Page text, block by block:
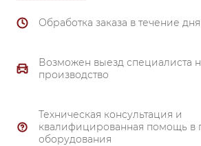
Обработка заказа в течение дня
Возможен выезд специалиста
производство
Техническая консультация и
квалифицированная помощь в
оборудования